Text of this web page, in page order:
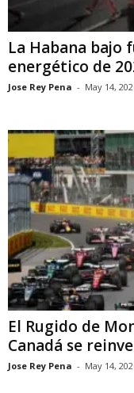
La Habana bajo
energético de
Jose Rey Pena - May 14,
El Rugido de
Canadá se
Jose Rey Pena - May 14,